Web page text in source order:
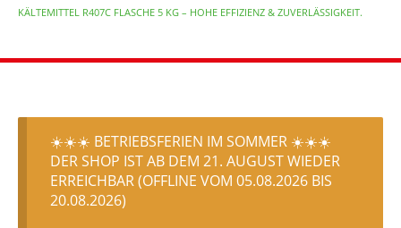
KÄLTEMITTEL R407C FLASCHE 5 KG – HOHE EFFIZIENZ & ZUVERLÄSSIGKEIT.
☀️☀️☀️ BETRIEBSFERIEN IM SOMMER ☀️☀️☀️
DER SHOP IST AB DEM 21. AUGUST WIEDER
ERREICHBAR (OFFLINE VOM 05.08.2026 BIS
20.08.2026)